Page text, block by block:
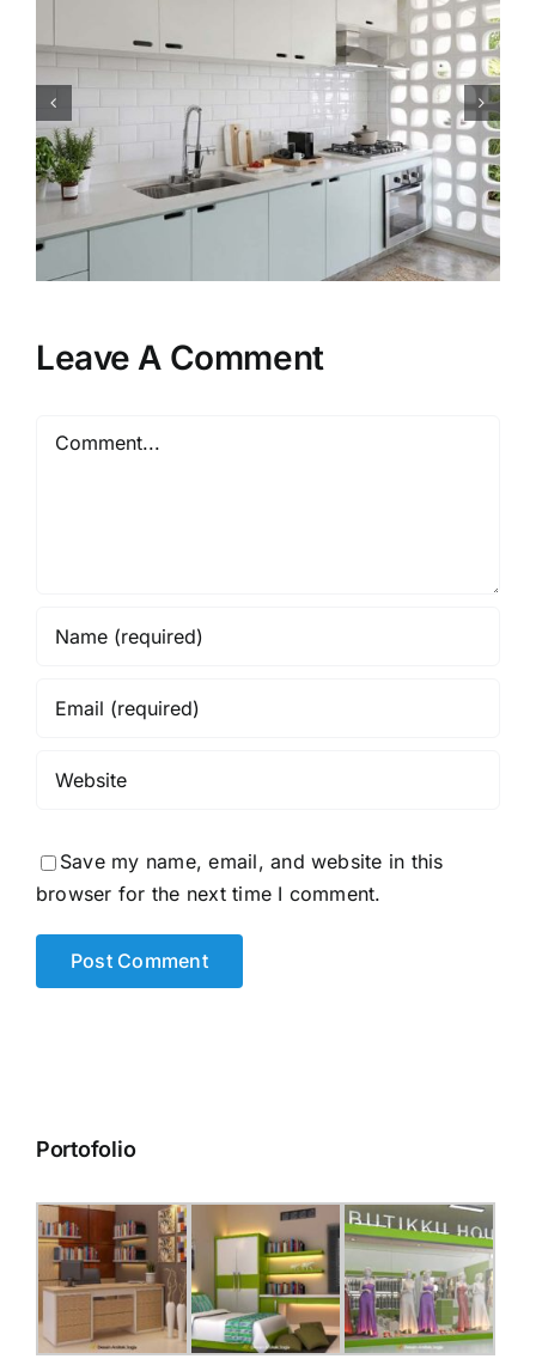
Hal yang Harus Diperhatikan
Saat Renovasi Memindah
Kloset Kamar Mandi
Leave A Comment
Save my name, email, and website in this
browser for the next time I comment.
Portofolio